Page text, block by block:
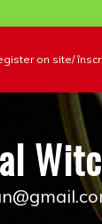
on site/